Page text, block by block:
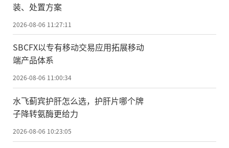
装、处置方案
2026-08-06 11:27:11
SBCFX以专有移动交易应用拓展移动
端产品体系
2026-08-06 11:00:34
水飞蓟宾护肝怎么选，护肝片哪个牌
子降转氨酶更给力
2026-08-06 10:23:05